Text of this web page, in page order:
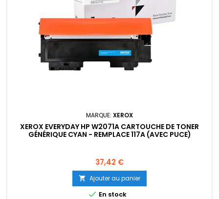
MARQUE: XEROX
XEROX EVERYDAY HP W2071A CARTOUCHE DE TONER
GÉNÉRIQUE CYAN - REMPLACE 117A (AVEC PUCE)
Prix
37,42 €
 Ajouter au panier
 En stock